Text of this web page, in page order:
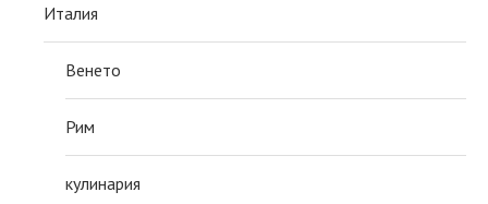
Италия
Венето
Рим
кулинария